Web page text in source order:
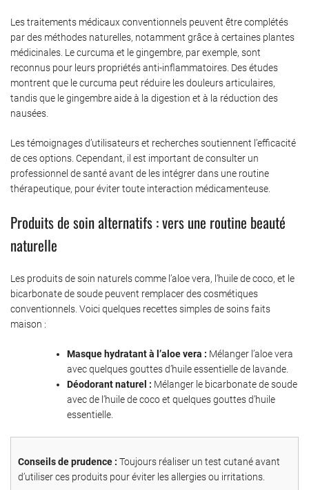
Les traitements médicaux conventionnels peuvent être complétés
par des méthodes naturelles, notamment grâce à certaines plantes
médicinales. Le curcuma et le gingembre, par exemple, sont
reconnus pour leurs propriétés anti-inflammatoires. Des études
montrent que le curcuma peut réduire les douleurs articulaires,
tandis que le gingembre aide à la digestion et à la réduction des
nausées.
Les témoignages d’utilisateurs et recherches soutiennent l’efficacité
de ces options. Cependant, il est important de consulter un
professionnel de santé avant de les intégrer dans une routine
thérapeutique, pour éviter toute interaction médicamenteuse.
Produits de soin alternatifs : vers une routine beauté
naturelle
Les produits de soin naturels comme l’aloe vera, l’huile de coco, et le
bicarbonate de soude peuvent remplacer des cosmétiques
conventionnels. Voici quelques recettes simples de soins faits
maison :
Masque hydratant à l’aloe vera : Mélanger l’aloe vera
avec quelques gouttes d’huile essentielle de lavande.
Déodorant naturel : Mélanger le bicarbonate de soude
avec de l’huile de coco et quelques gouttes d’huile
essentielle.
Conseils de prudence : Toujours réaliser un test cutané avant
d’utiliser ces produits pour éviter les allergies ou irritations.